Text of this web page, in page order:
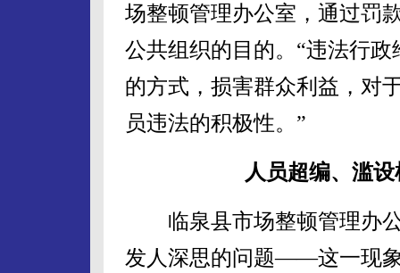
场整顿管理办公室，通过罚
公共组织的目的。“违法行
的方式，损害群众利益，对
员违法的积极性。”
人员超编、滥
临泉县市场整顿管理办公
发人深思的问题——这一现